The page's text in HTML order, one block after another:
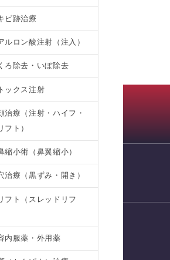
ビ跡治療
ルロン酸注射（注入）
ろ除去・いぼ除去
ックス注射
治療（注射・ハイフ・
フト）
縮小術（鼻翼縮小）
治療（黒ずみ・開き）
フト（スレッドリフ
内服薬・外用薬